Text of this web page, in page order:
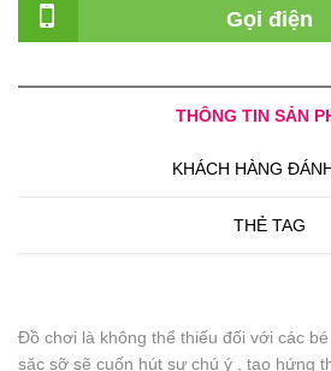
Gọi điện
THÔNG TIN SẢN
KHÁCH HÀNG
THẺ TAG
Đồ chơi là không thể thiếu đối với các
sặc sỡ sẽ cuốn hút sự chú ý , tạo hứng